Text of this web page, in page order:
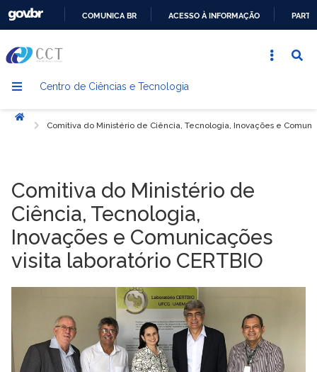
CONTEÚDO
COMUNICA BR ACESSO À INFORMAÇÃO
Centro de Ciências e Tecnologia
Início
Comitiva do Ministério de Ciência, Tecnologia, Inovações e
Comitiva do Ministério de
Ciência, Tecnologia,
Inovações e Comunicações
visita laboratório CERTBIO